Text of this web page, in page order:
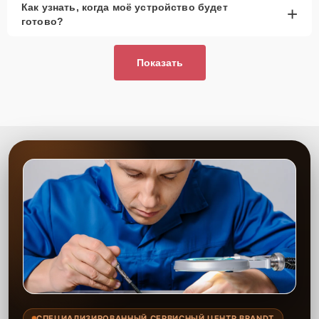
рассмотреть вариант с использованием
качественного аналога брендовой детали.
высококачественные запчасти, будь это 100% оригинал, или
надежные аналоги проверенных и зарекомендовавших себя
Позвонить по телефону горячей линии или
запросить обратный звонок через Форму заявки
для быстрого уточнения деталей.
Привезти устройство в ближайший центр или
передать аппарат курьеру службы доставки,
дождаться результатов диагностики и принять
решение.
Дождаться оповещения о готовности и забрать
устройство самостоятельно или воспользоваться
курьерской доставкой.
Как узнать, когда моё устройство будет
готово?
+
Показать